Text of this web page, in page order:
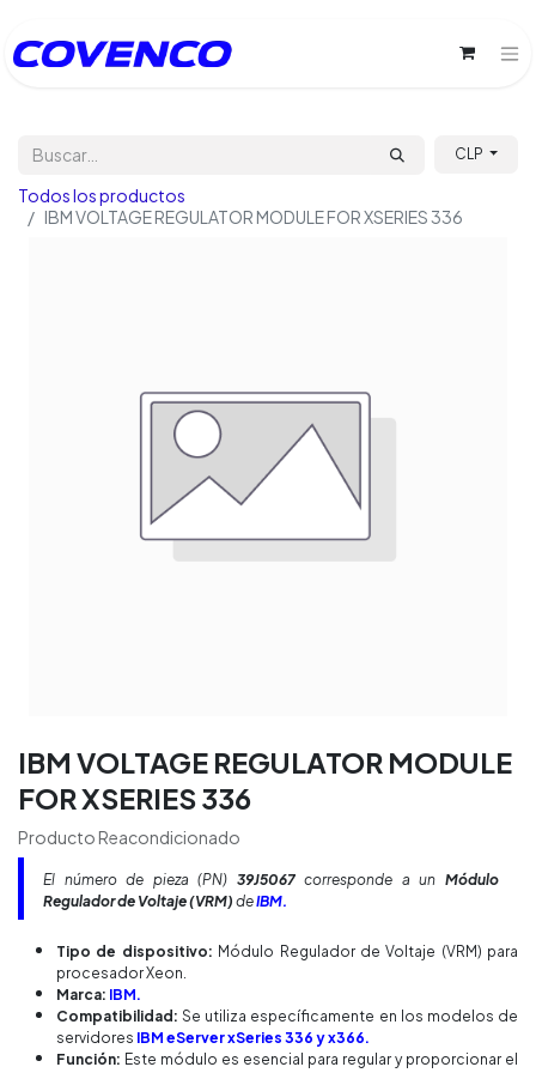
CLP
Todos los productos
IBM VOLTAGE REGULATOR MODULE FOR XSERIES 336
IBM VOLTAGE REGULATOR MODULE
FOR XSERIES 336
Producto Reacondicionado
El número de pieza (PN) 39J5067corresponde a unMódulo
Regulador de Voltaje (VRM) deIBM.
Tipo de dispositivo: Módulo Regulador de Voltaje (VRM) para
procesador Xeon.
Marca: IBM.
Compatibilidad: Se utiliza específicamente en los modelos de
servidores IBM eServer xSeries 336 y x366.
Función: Este módulo es esencial para regular y proporcionar el